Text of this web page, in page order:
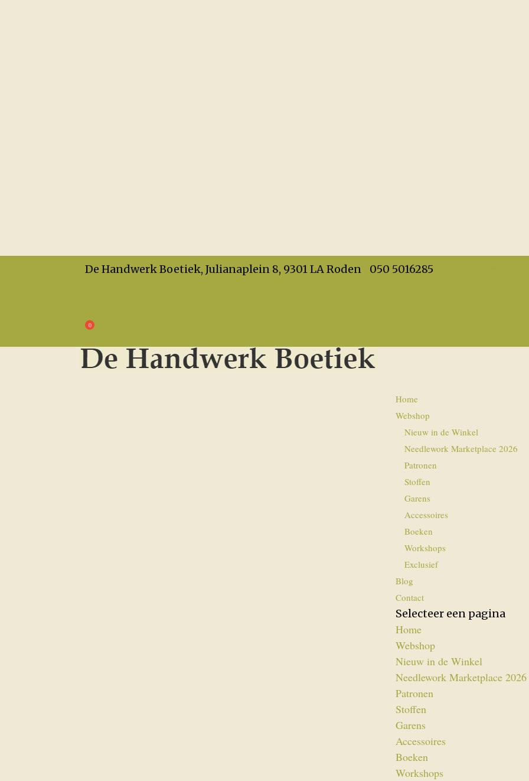
De Handwerk Boetiek, Julianaplein 8, 9301 LA Roden 050 5016285
Algemene Voorwaarden
Home
Webshop
Nieuw in de Winkel
Needlework Marketplace 2026
Patronen
Stoffen
Garens
Accessoires
Boeken
Workshops
Exclusief
Blog
Contact
Selecteer een pagina
Home
Webshop
Nieuw in de Winkel
Needlework Marketplace 2026
Patronen
Stoffen
Garens
Accessoires
Boeken
Workshops